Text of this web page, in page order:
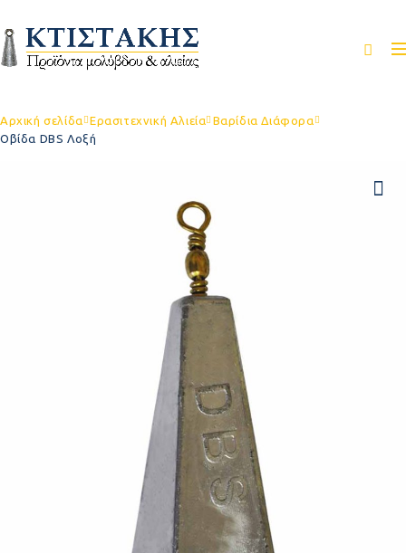
Αρχική σελίδα Ερασιτεχνική Αλιεία Βαρίδια Διάφορα
Οβίδα DBS Λοξή